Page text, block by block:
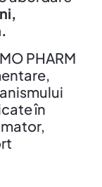
PHARM
în